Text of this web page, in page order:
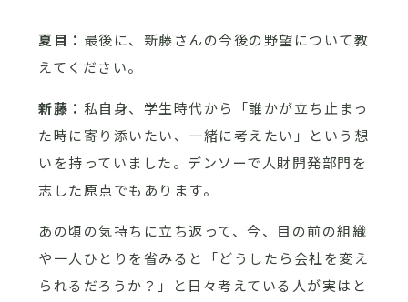
夏目： 最後に、新藤さんの今後の野望について教
えてください。
新藤： 私自身、学生時代から「誰かが立ち止まっ
た時に寄り添いたい、一緒に考えたい」という想
いを持っていました。デンソーで人財開発部門を
志した原点でもあります。
あの頃の気持ちに立ち返って、今、目の前の組織
や一人ひとりを省みると「どうしたら会社を変え
られるだろうか？」と日々考えている人が実はと